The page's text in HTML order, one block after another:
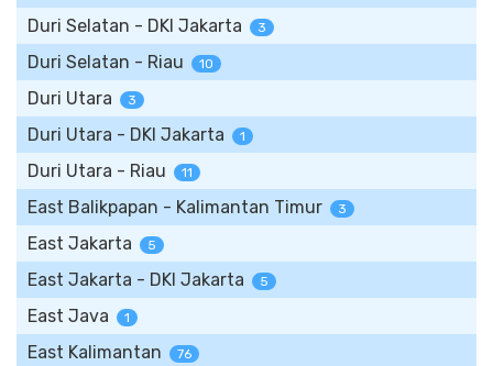
Duri Selatan - DKI Jakarta 3
Duri Selatan - Riau 10
Duri Utara 3
Duri Utara - DKI Jakarta 1
Duri Utara - Riau 11
East Balikpapan - Kalimantan Timur 3
East Jakarta 5
East Jakarta - DKI Jakarta 5
East Java 1
East Kalimantan 76